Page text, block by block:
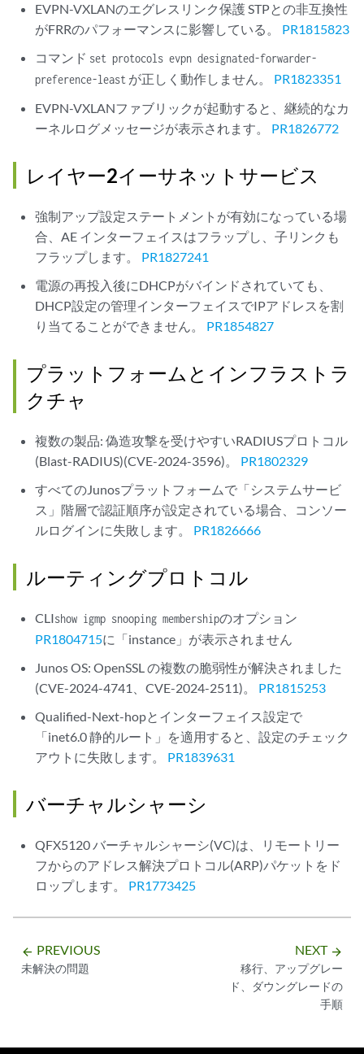
EVPN-VXLANのエグレスリンク保護 STPとの非互換性
がFRRのパフォーマンスに影響している。 PR1815823
コマンド set protocols evpn designated-forwarder-
preference-least が正しく動作しません。 PR1823351
EVPN-VXLANファブリックが起動すると、継続的なカ
ーネルログメッセージが表示されます。 PR1826772
レイヤー2イーサネットサービス
強制アップ設定ステートメントが有効になっている場
合、AE インターフェイスはフラップし、子リンクも
フラップします。 PR1827241
電源の再投入後にDHCPがバインドされていても、
DHCP設定の管理インターフェイスでIPアドレスを割
り当てることができません。 PR1854827
プラットフォームとインフラストラ
クチャ
複数の製品: 偽造攻撃を受けやすいRADIUSプロトコル
(Blast-RADIUS)(CVE-2024-3596)。 PR1802329
すべてのJunosプラットフォームで「システムサービ
ス」階層で認証順序が設定されている場合、コンソー
ルログインに失敗します。 PR1826666
ルーティングプロトコル
CLIshow igmp snooping membershipのオプション
PR1804715に「instance」が表示されません
Junos OS: OpenSSL の複数の脆弱性が解決されました
(CVE-2024-4741、CVE-2024-2511)。 PR1815253
Qualified-Next-hopとインターフェイス設定で
「inet6.0 静的ルート」を適用すると、設定のチェック
アウトに失敗します。 PR1839631
バーチャルシャーシ
QFX5120 バーチャルシャーシ(VC)は、リモートリー
フからのアドレス解決プロトコル(ARP)パケットをド
ロップします。 PR1773425
arrow_backward PREVIOUS
未解決の問題
NEXT arrow_forward
移行、アップグレー
ド、ダウングレードの
手順